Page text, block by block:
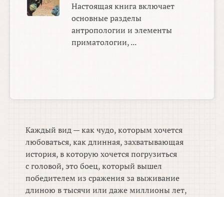
Настоящая книга включает
основные разделы
антропологии и элементы
приматологии, ...
Каждый вид — как чудо, которым хочется
любоваться, как длинная, захватывающая
история, в которую хочется погрузиться
с головой, это боец, который вышел
победителем из сражения за выживание
длиною в тысячи или даже миллионы лет,